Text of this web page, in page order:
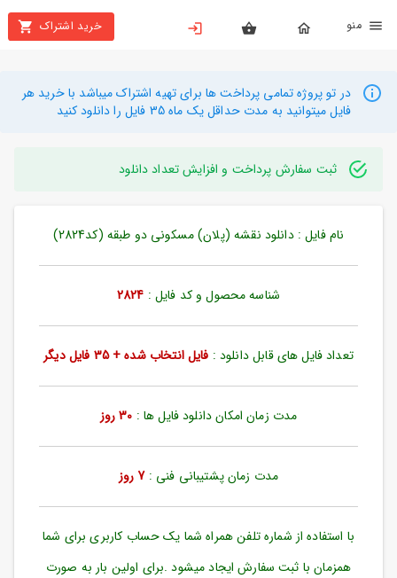
خرید اشتراک
بستن
محصولات
تهیه
راهنما
دانلود
کاربری
نام
بازیابی
رمز
در تو پروژه تمامی پرداخت ها برای تهیه اشتراک میباشد با خرید هر
فایل میتوانید به مدت حداقل یک ماه 35 فایل را دانلود کنید
ثبت سفارش پرداخت و افزایش تعداد دانلود
نام فایل : دانلود نقشه (پلان) مسکونی دو طبقه (کد2824)
شناسه محصول و کد فایل : 2824
تعداد فایل های قابل دانلود : فایل انتخاب شده + 35 فایل دیگر
مدت زمان امکان دانلود فایل ها : 30 روز
مدت زمان پشتیبانی فنی :7 روز
با استفاده از شماره تلفن همراه شما یک حساب کاربری برای شما
همزمان با ثبت سفارش ایجاد میشود .برای اولین بار به صورت